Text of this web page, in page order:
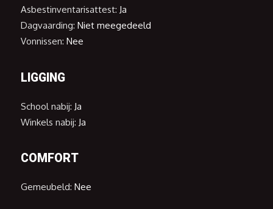
Asbestinventarisattest: Ja
Dagvaarding: Niet meegedeeld
Vonnissen: Nee
LIGGING
School nabij: Ja
Winkels nabij: Ja
COMFORT
Gemeubeld: Nee